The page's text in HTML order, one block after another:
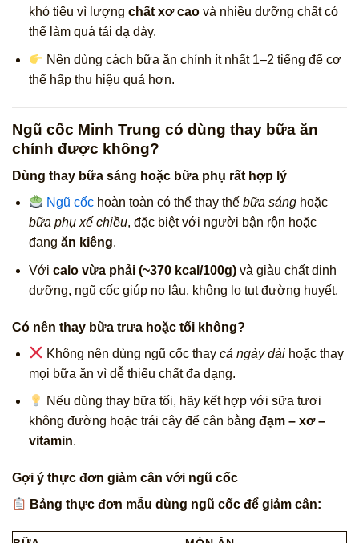
khó tiêu vì lượng chất xơ caovà nhiều dưỡng chất có
thể làm quá tải dạ dày.
Nên dùng cách bữa ăn chính ít nhất 1–2 tiếng để cơ
thể hấp thu hiệu quả hơn.
Ngũ cốc Minh Trung có dùng thay bữa ăn
chính được không?
Dùng thay bữa sáng hoặc bữa phụ rất hợp lý
Ngũ cốc hoàn toàn có thể thay thếbữa sáng hoặc
bữa phụ xế chiều, đặc biệt với người bận rộn hoặc
đang ăn kiêng.
Với calo vừa phải (~370 kcal/100g)và giàu chất dinh
dưỡng, ngũ cốc giúp no lâu, không lo tụt đường huyết.
Có nên thay bữa trưa hoặc tối không?
Không nên dùng ngũ cốc thaycả ngày dài hoặc thay
mọi bữa ăn vì dễ thiếu chất đa dạng.
Nếu dùng thay bữa tối, hãy kết hợp với sữa tươi
không đường hoặc trái cây để cân bằng đạm – xơ –
vitamin.
Gợi ý thực đơn giảm cân với ngũ cốc
Bảng thực đơn mẫu dùng ngũ cốc để giảm cân: